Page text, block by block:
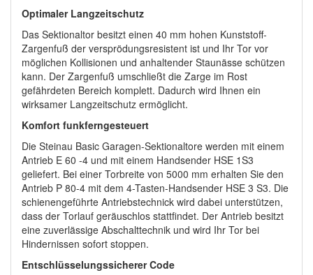
Optimaler Langzeitschutz
Das Sektionaltor besitzt einen 40 mm hohen Kunststoff-
Zargenfuß der versprödungsresistent ist und Ihr Tor vor
möglichen Kollisionen und anhaltender Staunässe schützen
kann. Der Zargenfuß umschließt die Zarge im Rost
gefährdeten Bereich komplett. Dadurch wird Ihnen ein
wirksamer Langzeitschutz ermöglicht.
Komfort funkferngesteuert
Die Steinau Basic Garagen-Sektionaltore werden mit einem
Antrieb E 60 -4 und mit einem Handsender HSE 1S3
geliefert. Bei einer Torbreite von 5000 mm erhalten Sie den
Antrieb P 80-4 mit dem 4-Tasten-Handsender HSE 3 S3. Die
schienengeführte Antriebstechnick wird dabei unterstützen,
dass der Torlauf geräuschlos stattfindet. Der Antrieb besitzt
eine zuverlässige Abschalttechnik und wird Ihr Tor bei
Hindernissen sofort stoppen.
Entschlüsselungssicherer Code